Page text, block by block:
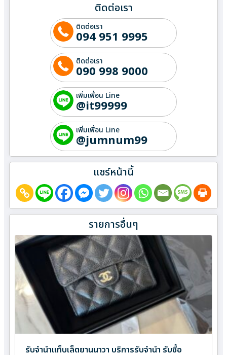
ติดต่อเรา
ติดต่อเรา
094 951 9995
ติดต่อเรา
090 998 9000
เพิ่มเพื่อน Line
@it99999
เพิ่มเพื่อน Line
@jumnum99
แชร์หน้านี้
รายการอื่นๆ
รับจำนำแท็บเล็ตยานนาวา บริการรับจำนำ รับซื้อ